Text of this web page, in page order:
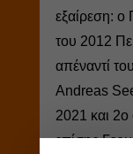
εξαίρεση:
του 2012
απέναντί
Andreas
2021 και
επίσης